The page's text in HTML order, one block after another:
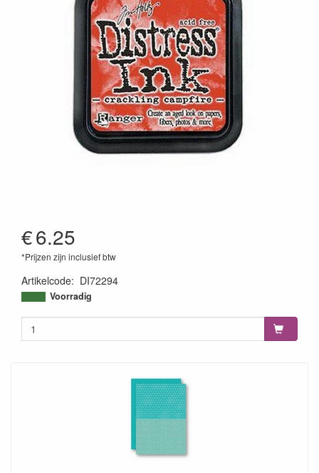
€6.25
*Prijzen zijn inclusief btw
Artikelcode: DI72294
789541072294
Voorradig